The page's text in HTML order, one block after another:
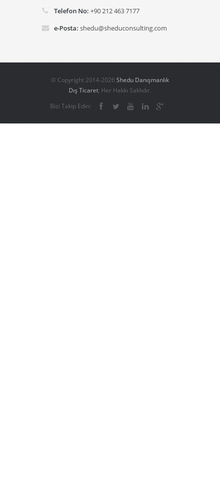
Telefon No: +90 212 463 7177
e-Posta: shedu@sheduconsulting.com
© Copyright 2014-2026 Shedu Danışmanlık
Dış Ticaret; Her Hakkı Saklıdır.
Bizi Takip Edin: